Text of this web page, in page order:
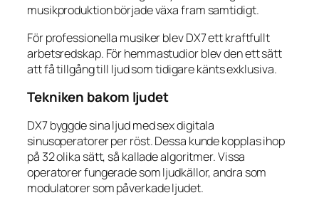
musikproduktion började växa fram samtidigt.
För professionella musiker blev DX7 ett kraftfullt
arbetsredskap. För hemmastudior blev den ett sätt
att få tillgång till ljud som tidigare känts exklusiva.
Tekniken bakom ljudet
DX7 byggde sina ljud med sex digitala
sinusoperatorer per röst. Dessa kunde kopplas ihop
på 32 olika sätt, så kallade algoritmer. Vissa
operatorer fungerade som ljudkällor, andra som
modulatorer som påverkade ljudet.